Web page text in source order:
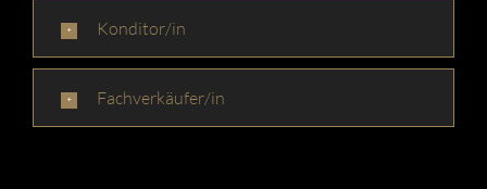
Konditor/in
Fachverkäufer/in